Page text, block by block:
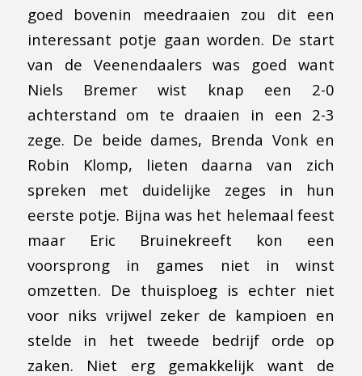
goed bovenin meedraaien zou dit een
interessant potje gaan worden. De start
van de Veenendaalers was goed want
Niels Bremer wist knap een 2-0
achterstand om te draaien in een 2-3
zege. De beide dames, Brenda Vonk en
Robin Klomp, lieten daarna van zich
spreken met duidelijke zeges in hun
eerste potje. Bijna was het helemaal feest
maar Eric Bruinekreeft kon een
voorsprong in games niet in winst
omzetten. De thuisploeg is echter niet
voor niks vrijwel zeker de kampioen en
stelde in het tweede bedrijf orde op
zaken. Niet erg gemakkelijk want de